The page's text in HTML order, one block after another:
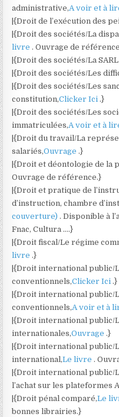
administrative,A voir et à
|{Droit de l’exécution des
|{Droit des sociétés/La
livre. Ouvrage de
|{Droit des sociétés/La
|{Droit des sociétés/Les
|{Droit des sociétés/Les
constitution,Clicker Ici.}
|{Droit des sociétés/Les
immatriculées,A voir et à
|{Droit du travail/La
salariés,Ouvrage.}
|{Droit et déontologie de la
Ouvrage de référence.}
|{Droit et pratique de
d’instruction, chambre
couverture). Disponible à
Fnac, Cultura ….}
|{Droit fiscal/Le régime
livre.}
|{Droit international public/
conventionnels,Clicker Ici.}
|{Droit international public/
conventionnels,A voir et à
|{Droit international public/
internationales,Ouvrage.}
|{Droit international public/
international,Le livre.
|{Droit international public/
l’achat sur les plateformes
|{Droit pénal comparé,Le
bonnes librairies.}